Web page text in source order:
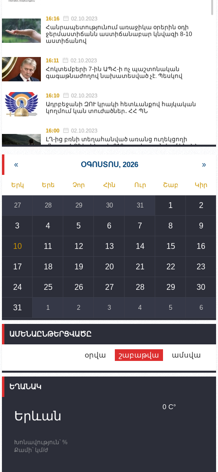
16:16 02.10.2023
Հանրապետությունում առաջիկա օրերին օդի
ջերմաստիճանն աստիճանաբար կնվազի 8-10
աստիճանով
16:11 02.10.2023
Հոկտեմբերի 7-ին ԱՊՀ-ի ոչ պաշտոնական
գագաթնաժողով նախատեսված չէ. Պեսկով
16:10 02.10.2023
Ադրբեջանի ԶՈՒ կրակի հետևանքով հայկական
կողմում կան տուժածներ․ ՀՀ ՊՆ
16:00 02.10.2023
ԼՂ-ից բռնի տեղահանված առանց ուղեկցողի
մնացած 20 երեխա և 216 տարեց գտնվում են ՀՀ
Իրանը կողմ է տարածաշրջանի համար շահավետ
տրանսպորտային հաղորդակցությունների
զարգացմանը, սակայն ոչ՝ միջազգային
սահմանների փոփոխությանը
15:10 02.10.2023
սպառնալիքները կասեցնելու համար. իսպանացի
պատգամավորը Գորիսում է
14:54 02.10.2023
տեղակայված հայկական դիրքերի անձնակազմի
համար սնունդ տեղափոխող մեքենայի
ունեն. կիպրոսցի խորհրդարանականը՝ Ալեն
Ֆրանսիայի ԱԳ նախարարը կայցելի Հայաստան
պատասխանատուներ կմնան ԼՂ-ում՝ մինչև
որոնողափրկարարական աշխատանքների
11:03
ՄԱԿ-ի առաքելությունը շատ, շատ, շատ օգտակար
« ՕԳՈՍՏՈՍ, 2026 »
Երկ Երե Չոր Հին Ուր Շաբ Կիր
27 28 29 30 31 1 2
3 4 5 6 7 8 9
10 11 12 13 14 15 16
17 18 19 20 21 22 23
24 25 26 27 28 29 30
31 1 2 3 4 5 6
ԱՄԵՆԱԸՆԹԵՐՑՎԱԾԸ
օրվա շաբաթվա ամսվա
ԵՂԱՆԱԿ
Երևան
Խոնավություն՝ %
Քամի՝ կմ/ժ
0 C°